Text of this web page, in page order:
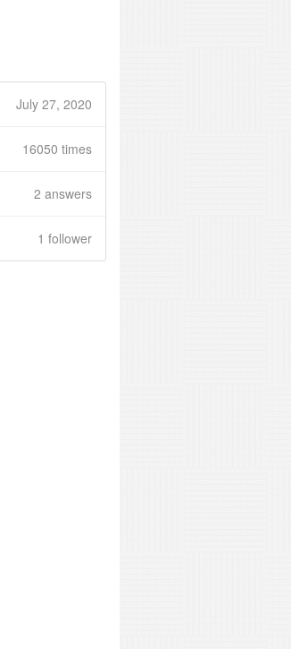
July 27, 2020
16050 times
2 answers
1 follower